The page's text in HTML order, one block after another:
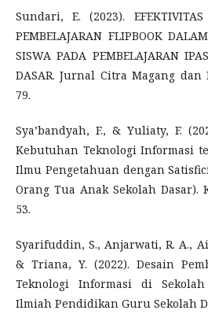
Sundari, E. (2023). EFEKTIVITAS
PEMBELAJARAN FLIPBOOK
SISWA PADA PEMBELAJARAN
DASAR. Jurnal Citra Magang dan
79.
Sya’bandyah, F., & Yuliaty, F.
Kebutuhan Teknologi Informasi
Ilmu Pengetahuan dengan
Orang Tua Anak Sekolah Dasar).
53.
Syarifuddin, S., Anjarwati, R. A.,
& Triana, Y. (2022). Desain
Teknologi Informasi di Sekolah
Ilmiah Pendidikan Guru Sekolah